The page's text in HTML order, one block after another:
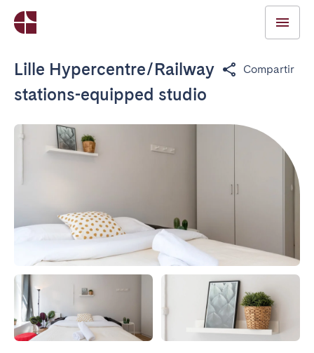
Lille Hypercentre/Railway
stations-equipped studio
Compartir